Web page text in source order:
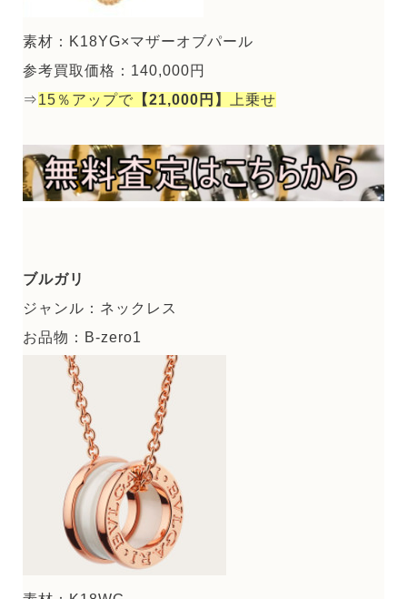
素材：K18YG×マザーオブパール
参考買取価格：140,000円
⇒15％アップで 【21,000円】 上乗せ
ブルガリ
ジャンル：ネックレス
お品物：B-zero1